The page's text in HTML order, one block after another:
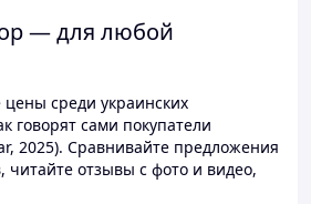
— для любой
среди украинских
говорят сами покупатели
2025). Сравнивайте предложения
читайте отзывы с фото и видео,